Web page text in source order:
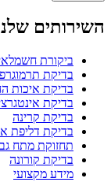
השירותים
ביקורת
בדיקת
בדיקת איכות
בדיקת
בדיקת קרינה
בדיקת דליפת
תחזוקת מתח
בדיקת קורונה
מידע מקצועי